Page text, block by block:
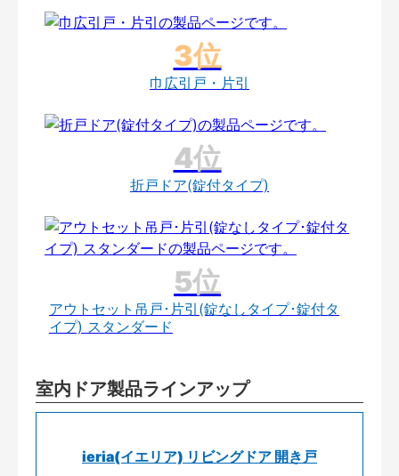
巾広引戸・片引
折戸ドア(錠付タイプ)
アウトセット吊戸･片引(錠なしタイプ･錠付タ
イプ) スタンダード
室内ドア製品ラインアップ
ieria(イエリア) リビングドア 開き戸